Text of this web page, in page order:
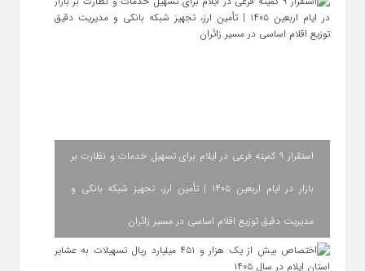
استقرار ۹ کمیته فرعی در ایلام برای تسهیل خدمات و نظارت بر
بازار در ایام اربعین ۱۴۰۵ | تأمین ارز، تجهیز شبکه بانکی و
مدیریت دقیق توزیع اقلام اساسی در مسیر زائران